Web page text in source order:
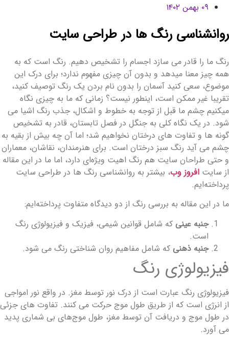
۰۹ بهمن ۱۴۰۲
روانشناسی رنگ ها در طراحی سایت
رنگ ما را قادر می سازد اجسام را تشخیص دهیم. رنگ است که به
همه چیز معنا میدهد و بدون آن چیزی مفهوم ندارد؛ برای درک این
موضوع، سعی کنید آسمان را بدون نام بردن یک رنگ توصیف کنید،
تقریبا غیر ممکن است، اینطور نیست؟ زمانی که ما به چیزی نگاه
میکنیم چشم ما قبل از توجه به خطوط و اشکال، جذب رنگ اشیا می
شود. در یک نگاه کلی به جنگل در فصل تابستان، قادر به تشخیص
گونه ها و تفاوت های درختان نخواهیم شد؛ اما آن چه بیش از بقیه به
چشم می آید رنگ سبز درختان است. برای هنرمندان، نقاشان، معماران
و حتی طراحان سایت هم رنگ اهیت ویژه‌ای دارد، اما ما در این مقاله
از سایت افروز وب، بیشتر به روانشناسی رنگ ها در طراحی سایت
پرداخته‌ایم.
ما در این مقاله به بررسی رنگ از دو دیدگاه متفاوت پرداخته‌ایم:
جنبه عینیکه شامل قوانین شیمی، فیزیک و فیزیولوژی رنگ
است.
جنبه ذهنیکه شامل مفاهیم روان شناختی رنگ می شود.
فیزیولوژی رنگ
فیزیولوژی رنگ عبارت است از درک نور توسط مغز. در واقع نور امواجی
از انرژی است که از طریق طول موج حرکت می کنند. تفاوت های جزئی
در طول موج و دریافت آن توسط مغز، طول موج‌های بی شماری پدید
می آورد.